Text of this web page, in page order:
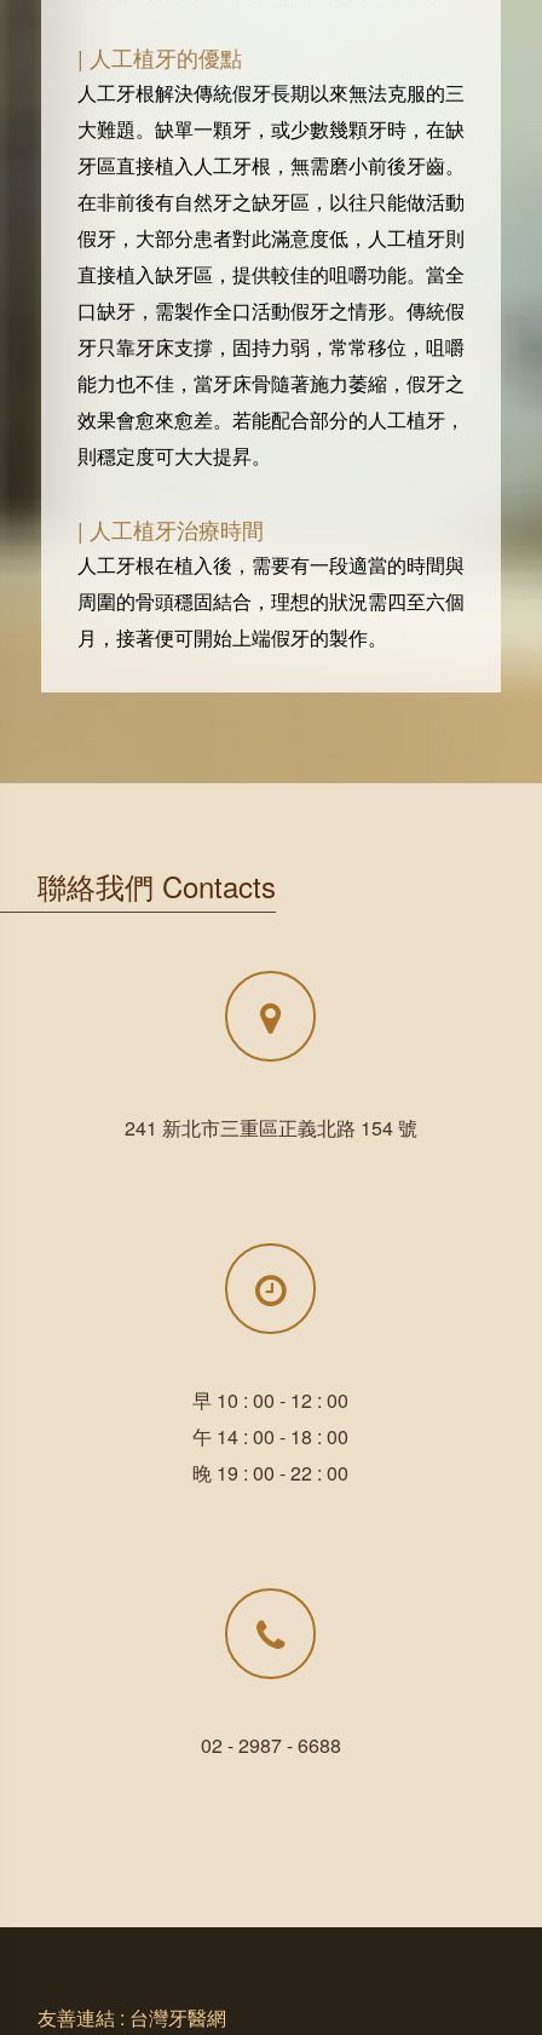
| 人工植牙的優點
人工牙根解決傳統假牙長期以來無法克服的三
大難題。缺單一顆牙，或少數幾顆牙時，在缺
牙區直接植入人工牙根，無需磨小前後牙齒。
在非前後有自然牙之缺牙區，以往只能做活動
假牙，大部分患者對此滿意度低，人工植牙則
直接植入缺牙區，提供較佳的咀嚼功能。當全
口缺牙，需製作全口活動假牙之情形。傳統假
牙只靠牙床支撐，固持力弱，常常移位，咀嚼
能力也不佳，當牙床骨隨著施力萎縮，假牙之
效果會愈來愈差。若能配合部分的人工植牙，
則穩定度可大大提昇。
| 人工植牙治療時間
人工牙根在植入後，需要有一段適當的時間與
周圍的骨頭穩固結合，理想的狀況需四至六個
月，接著便可開始上端假牙的製作。
聯絡我們 Contacts
241 新北市三重區正義北路 154 號
早 10 : 00 - 12 : 00
午 14 : 00 - 18 : 00
晚 19 : 00 - 22 : 00
02 - 2987 - 6688
友善連結 : 台灣牙醫網